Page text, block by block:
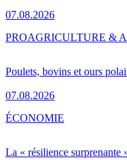
07.08.2026
Poulets, bovins et ours
07.08.2026
PROAGRICULTURE &
La « résilience surprenante
ÉCONOMIE